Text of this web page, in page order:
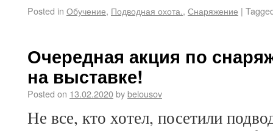
Posted in Обучение, Подводная охота., Снаряжение |
Очередная акция по
на выставке!
Posted on 13.02.2020bybelousov
Не все, кто хотел, посетили